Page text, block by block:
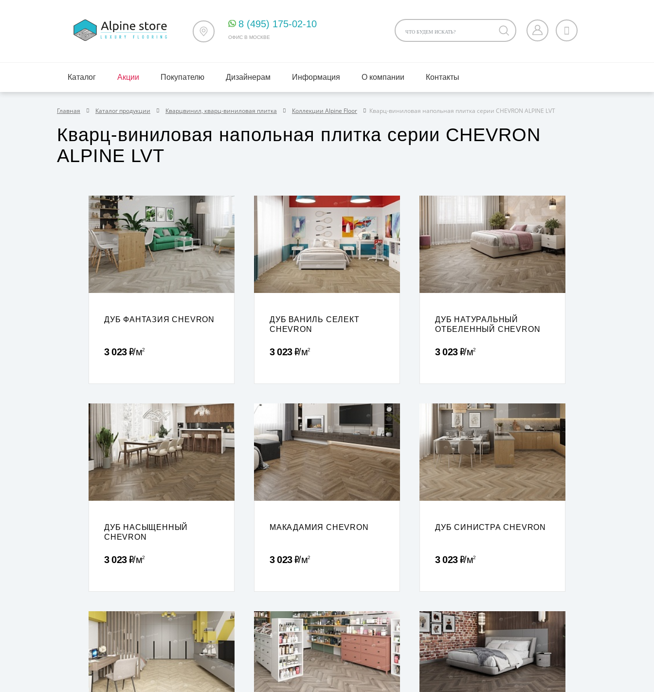
8 (495) 175-02-10
ОФИС В МОСКВЕ
Каталог Акции Покупателю Дизайнерам Информация О компании Контакты
Главная Каталог продукции Кварцвинил, кварц-виниловая плитка Коллекции Alpine Floor Кварц-виниловая напольная плитка серии CHEVRON ALPINE LVT
Кварц-виниловая напольная плитка серии CHEVRON
ALPINE LVT
ДУБ ФАНТАЗИЯ CHEVRON
3 023Р м2
ДУБ ВАНИЛЬ СЕЛЕКТ
CHEVRON
3 023Р м2
ДУБ НАТУРАЛЬНЫЙ
ОТБЕЛЕННЫЙ CHEVRON
3 023Р м2
ДУБ НАСЫЩЕННЫЙ
CHEVRON
3 023Р м2
МАКАДАМИЯ CHEVRON
3 023Р м2
ДУБ СИНИСТРА CHEVRON
3 023Р м2